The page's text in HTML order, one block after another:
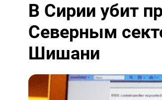
В Сирии убит
Северным
Шишани